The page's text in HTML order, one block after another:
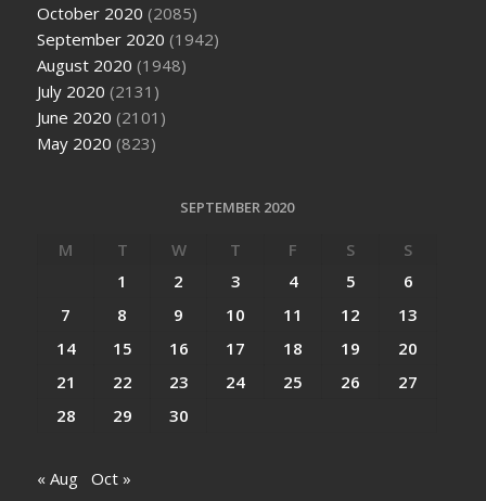
October 2020 (2085)
September 2020 (1942)
August 2020 (1948)
July 2020 (2131)
June 2020 (2101)
May 2020 (823)
SEPTEMBER 2020
M T W T F S
S
1
2 3 4 5
6
7
8 9 10 11 12
13
14
15 16 17 18 19
20
21
22 23 24 25 26
27
28
29 30
« Aug Oct »